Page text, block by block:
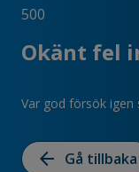
500
Okänt fel
Var god försök igen
arrow_back Gå tillbaka